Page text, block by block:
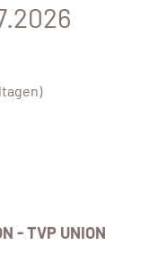
- TVP UNION